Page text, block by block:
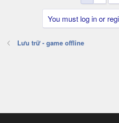
You must log in or
Lưu trữ - game offline